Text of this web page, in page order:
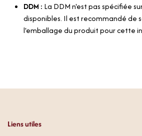
DDM : La DDM n'est pas spécifiée
disponibles. Il est recommandé de
l'emballage du produit pour cette
Liens utiles